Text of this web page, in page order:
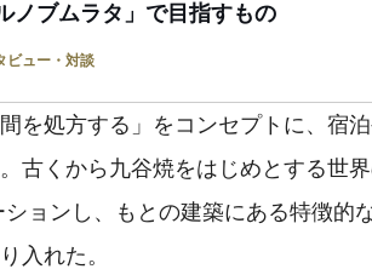
ノブムラタ」で目指すもの
ビュー・対談
を処方する」をコンセプトに、宿
古くから九谷焼をはじめとする世
ョンし、もとの建築にある特徴的
入れた。